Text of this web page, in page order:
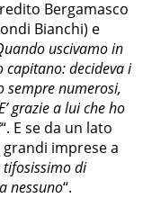
Bergamasco
Bianchi) e
uscivamo in
capitano: decideva i
sempre numerosi,
grazie a lui che ho
“. E se da un lato
imprese a
tifosissimo di
nessuno“.